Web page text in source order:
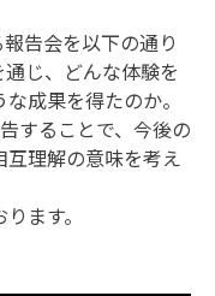
告会を以下の通り
じ、どんな体験を
成果を得たのか。
することで、今後の
理解の意味を考え
ます。